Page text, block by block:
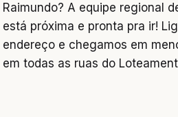
Raimundo? A equipe regional
está próxima e pronta pra ir!
endereço e chegamos em
em todas as ruas do